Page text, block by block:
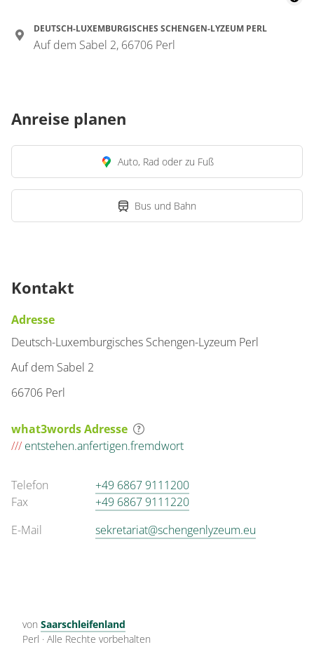
DEUTSCH-LUXEMBURGISCHES SCHENGEN-LYZEUM PERL
Auf dem Sabel 2, 66706 Perl
Anreise planen
Auto, Rad oder zu Fuß
Bus und Bahn
Kontakt
Adresse
Deutsch-Luxemburgisches Schengen-Lyzeum Perl
Auf dem Sabel 2
66706 Perl
what3words Adresse
/// entstehen.anfertigen.fremdwort
Telefon
+49 6867 9111200
Fax
+49 6867 9111220
E-Mail
sekretariat@schengenlyzeum.eu
von Saarschleifenland
Perl · Alle Rechte vorbehalten